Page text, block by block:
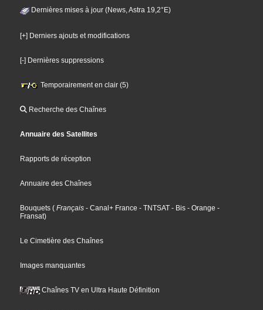
Dernières mises à jour (News, Astra 19,2°E)
[+] Derniers ajouts et modifications
[-] Dernières suppressions
Temporairement en clair (5)
Recherche des Chaînes
Annuaire des Satellites
Rapports de réception
Annuaire des Chaînes
Bouquets ( Français - Canal+ France - TNTSAT - Bis - Orange -
Fransat)
Le Cimetière des Chaînes
Images manquantes
Chaînes TV en Ultra Haute Définition